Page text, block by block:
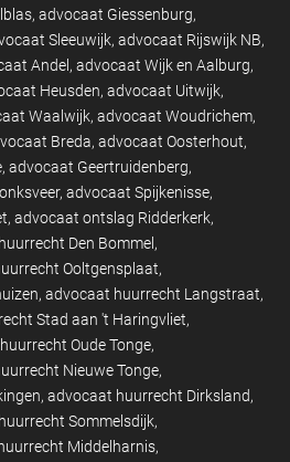
advocaat Giessenburg
Sleeuwijk advocaat Rijswijk NB
Andel advocaat Wijk en Aalburg
Heusden advocaat Uitwijk
Waalwijk advocaat Woudrichem
Breda advocaat Oosterhout
advocaat Geertruidenberg
advocaat Spijkenisse
advocaat ontslag Ridderkerk
Den Bommel
Ooltgensplaat
advocaat huurrecht Langstraat
Stad aan 't Haringvliet
Oude Tonge
Nieuwe Tonge
advocaat huurrecht Dirksland
Sommelsdijk
Middelharnis